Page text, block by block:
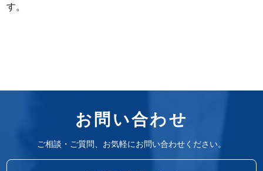
す。
お問い合わせ
ご相談・ご質問、お気軽にお問い合わせください。